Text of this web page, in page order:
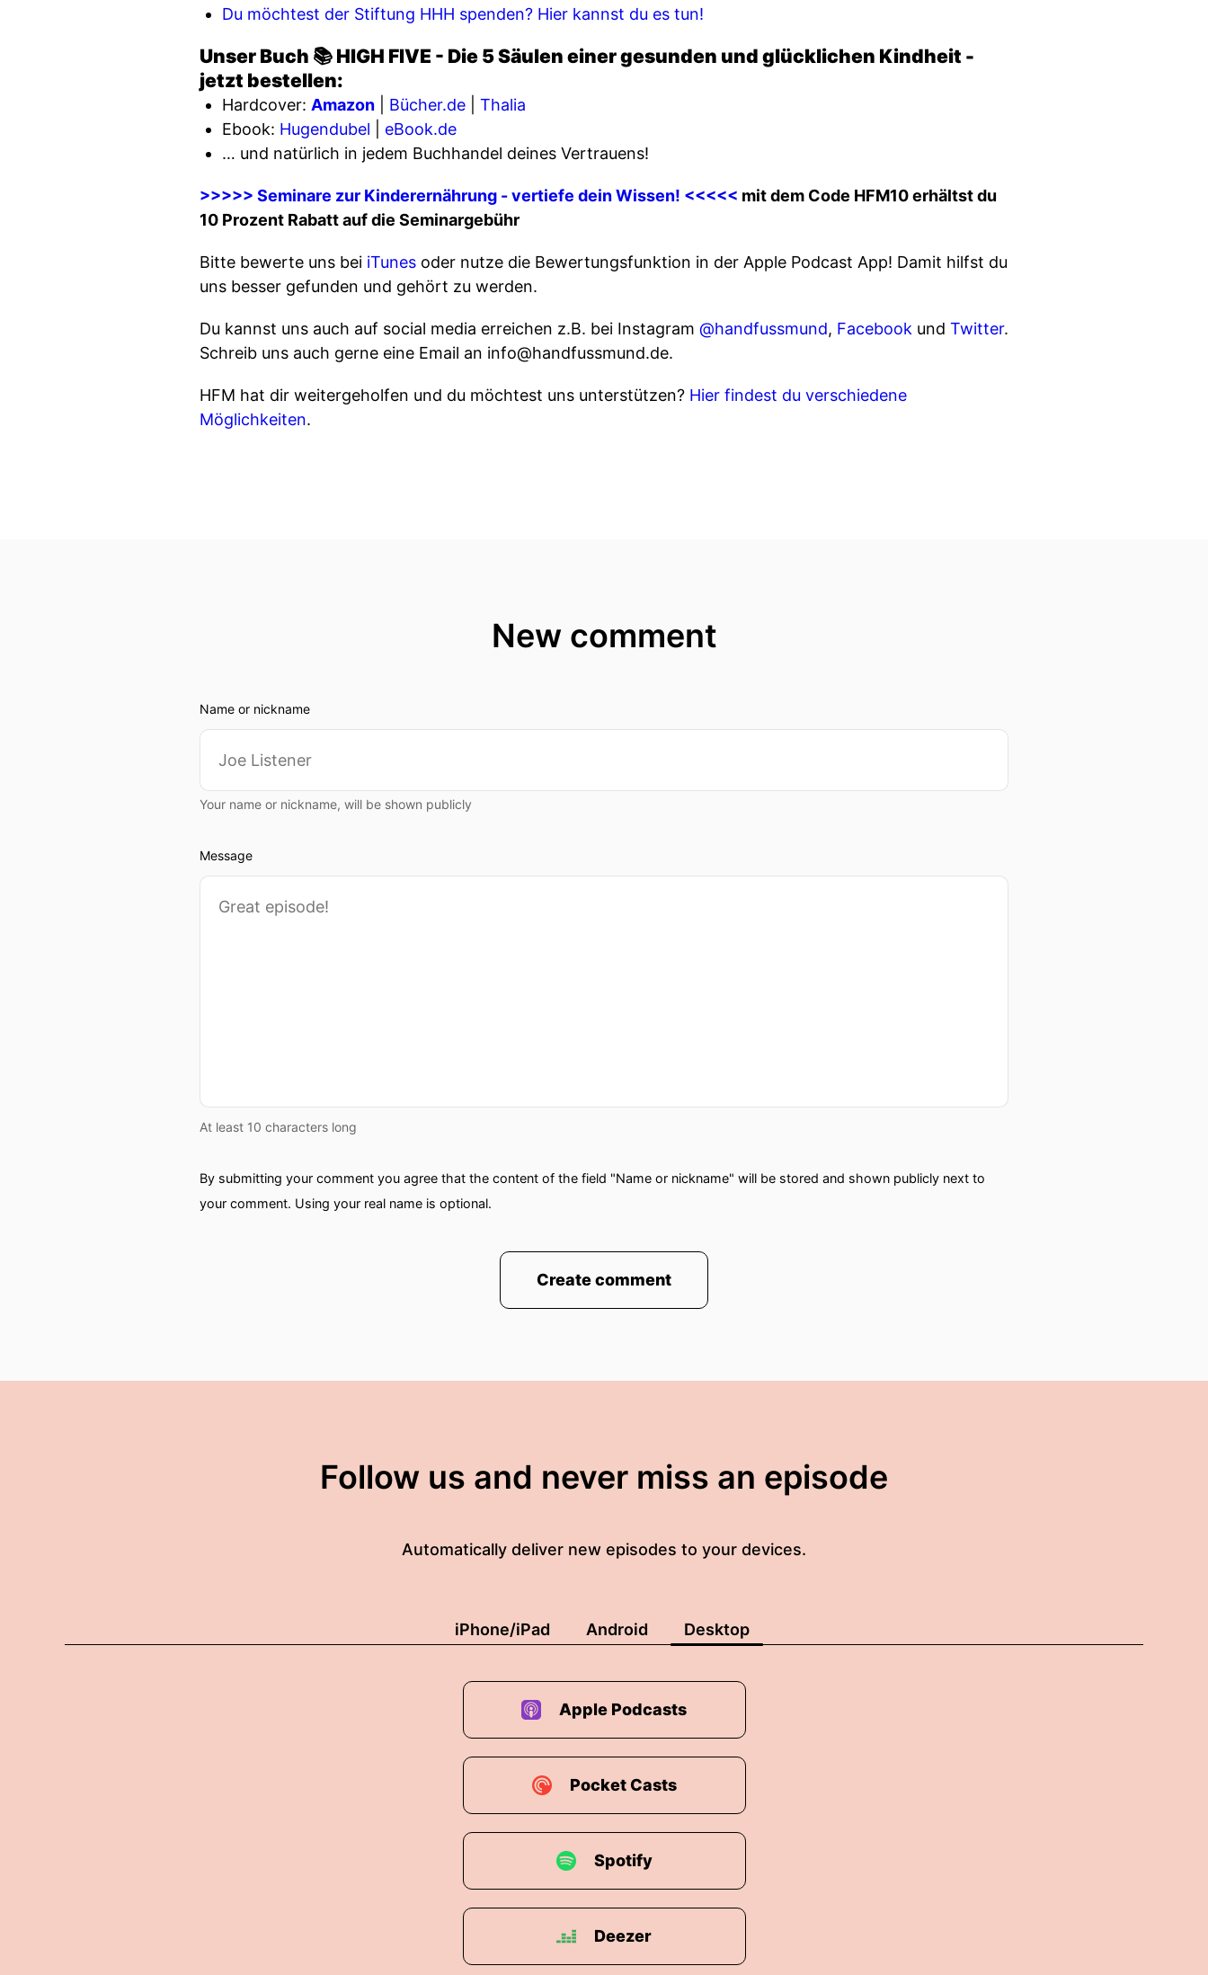
Du möchtest der Stiftung HHH spenden? Hier kannst du es tun!
Unser Buch 📚 HIGH FIVE - Die 5 Säulen einer gesunden und glücklichen Kindheit -
jetzt bestellen:
Hardcover: Amazon Bücher.de
Thalia
Ebook: Hugendubel
eBook.de
… und natürlich in jedem Buchhandel deines Vertrauens!
>>>>> Seminare zur Kinderernährung - vertiefe dein Wissen! <<<<< mit dem Code HFM10 erhältst du
10 Prozent Rabatt auf die Seminargebühr
Bitte bewerte uns bei iTunes oder nutze die Bewertungsfunktion in der Apple Podcast App! Damit hilfst du
uns besser gefunden und gehört zu werden.
Du kannst uns auch auf social media erreichen z.B. bei Instagram @handfussmund, Facebook und Twitter.
Schreib uns auch gerne eine Email an info@handfussmund.de.
HFM hat dir weitergeholfen und du möchtest uns unterstützen? Hier findest du verschiedene
Möglichkeiten.
New comment
Name or nickname
Your name or nickname, will be shown publicly
Message
At least 10 characters long
By submitting your comment you agree that the content of the field "Name or nickname" will be stored and shown publicly next to
your comment. Using your real name is optional.
Create comment
Follow us and never miss an episode
Automatically deliver new episodes to your devices.
iPhone/iPad Android Desktop
Apple Podcasts
Pocket Casts
Spotify
Deezer